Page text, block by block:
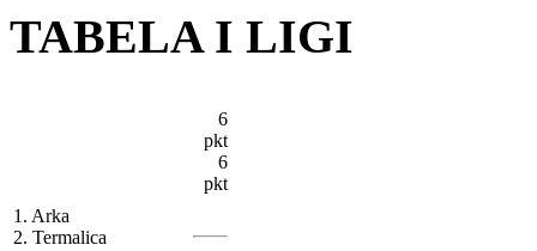
TABELA I LIGI
1. Arka
2. Termalica
6
pkt
6
pkt